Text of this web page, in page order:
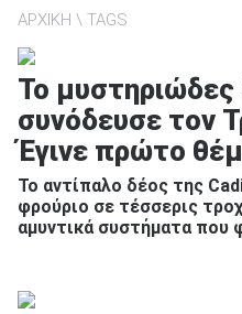
ΑΡΧΙΚΗ
TAGS
Το μυστηριώδες
συνόδευσε τον
Έγινε πρώτο
Το αντίπαλο δέος της
φρούριο σε τέσσερις
αμυντικά συστήματα που